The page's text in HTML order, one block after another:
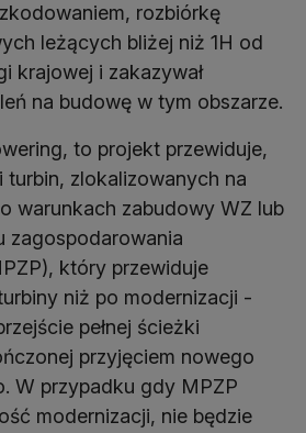
rozbiórkę
leżących bliżej niż 1H od
krajowej i zakazywał
na budowę w tym obszarze.
to projekt przewiduje,
turbin, zlokalizowanych na
warunkach zabudowy WZ lub
zagospodarowania
który przewiduje
niż po modernizacji -
pełnej ścieżki
przyjęciem nowego
W przypadku gdy MPZP
modernizacji, nie będzie